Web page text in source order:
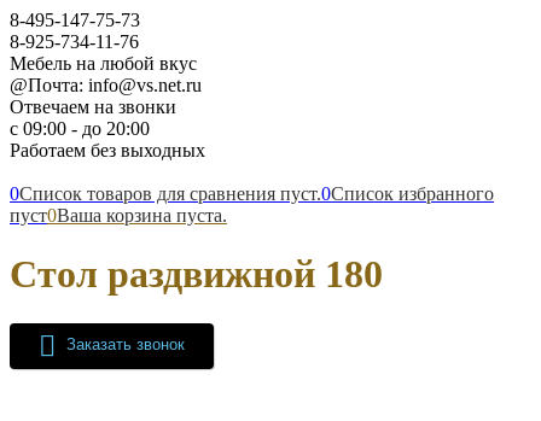
8-495-147-75-73
8-925-734-11-76
Мебель на любой вкус
@Почта: info@vs.net.ru
Отвечаем на звонки
с 09:00 - до 20:00
Работаем без выходных
0Список товаров для сравнения пуст.0Список избранного
пуст0Ваша корзина пуста.
Стол раздвижной 180
Заказать звонок